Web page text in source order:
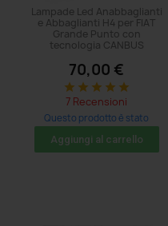
Lampade Led Anabbaglianti
e Abbaglianti H4 per FIAT
Grande Punto con
tecnologia CANBUS
70,00 €
star star star star star
7 Recensioni
Questo prodotto è stato
acquistato: 65 volte
Aggiungi al carrello